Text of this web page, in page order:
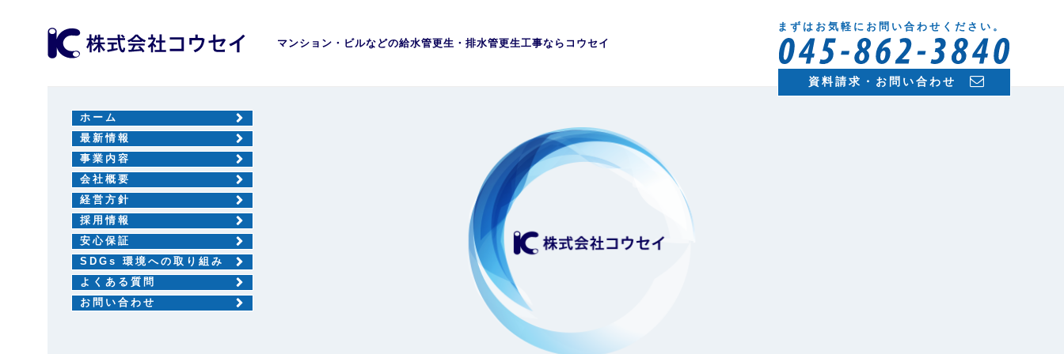
マンション・ビルなどの給水管更生・排水管更生工事ならコウセイ
まずはお気軽にお問い合わせください。
資料請求・お問い合わせ
ホーム
最新情報
事業内容
会社概要
経営方針
採用情報
安心保証
SDGs 環境への取り組み
よくある質問
お問い合わせ